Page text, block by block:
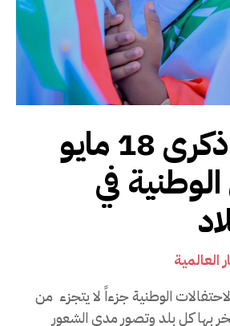
احتفالات ذكرى 18 مايو
في
العالمية
تعتبر الاحتفالات الوطنية جزءاً لا يتجزء من
بها كل بلد وتصور مدى الشعور